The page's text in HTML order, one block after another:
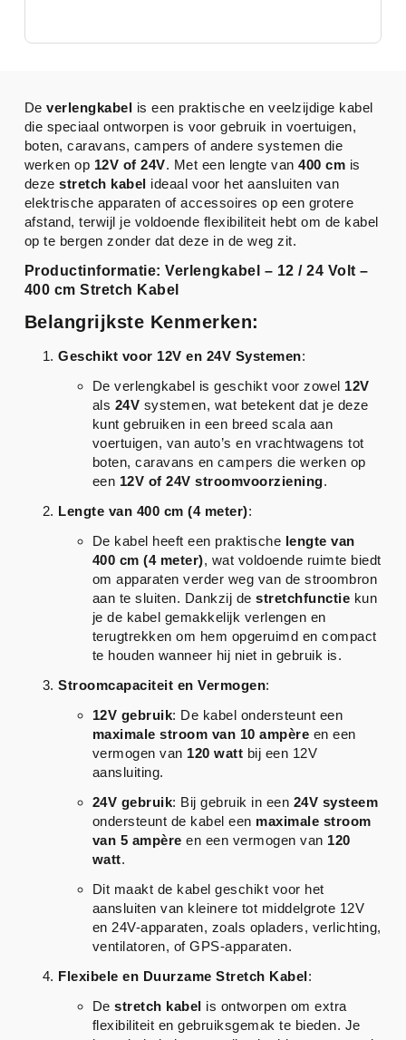
Deverlengkabel is een praktische en veelzijdige kabel
die speciaal ontworpen is voor gebruik in voertuigen,
boten, caravans, campers of andere systemen die
werken op 12V of 24V. Met een lengte van400 cm is
dezestretch kabel ideaal voor het aansluiten van
elektrische apparaten of accessoires op een grotere
afstand, terwijl je voldoende flexibiliteit hebt om de kabel
op te bergen zonder dat deze in de weg zit.
Productinformatie: Verlengkabel – 12 / 24 Volt –
400 cm Stretch Kabel
Belangrijkste Kenmerken:
Geschikt voor 12V en 24V Systemen:
De verlengkabel is geschikt voor zowel 12V
als 24V systemen, wat betekent dat je deze
kunt gebruiken in een breed scala aan
voertuigen, van auto’s en vrachtwagens tot
boten, caravans en campers die werken op
een 12V of 24V stroomvoorziening.
Lengte van 400 cm (4 meter):
De kabel heeft een praktische lengte van
400 cm (4 meter), wat voldoende ruimte biedt
om apparaten verder weg van de stroombron
aan te sluiten. Dankzij destretchfunctie kun
je de kabel gemakkelijk verlengen en
terugtrekken om hem opgeruimd en compact
te houden wanneer hij niet in gebruik is.
Stroomcapaciteit en Vermogen:
12V gebruik: De kabel ondersteunt een
maximale stroom van 10 ampère en een
vermogen van 120 watt bij een 12V
aansluiting.
24V gebruik: Bij gebruik in een 24V systeem
ondersteunt de kabel een maximale stroom
van 5 ampère en een vermogen van 120
watt.
Dit maakt de kabel geschikt voor het
aansluiten van kleinere tot middelgrote 12V
en 24V-apparaten, zoals opladers, verlichting,
ventilatoren, of GPS-apparaten.
Flexibele en Duurzame Stretch Kabel:
Destretch kabel is ontworpen om extra
flexibiliteit en gebruiksgemak te bieden. Je